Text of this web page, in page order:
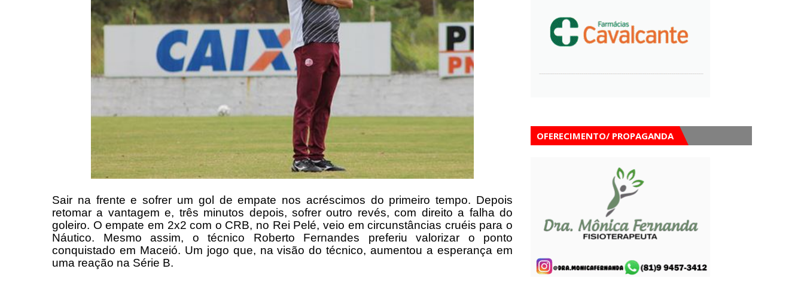
Sair na frente e sofrer um gol de empate nos acréscimos do primeiro tempo. Depois
retomar a vantagem e, três minutos depois, sofrer outro revés, com direito a falha do
goleiro. O empate em 2x2 com o CRB, no Rei Pelé, veio em circunstâncias cruéis para o
Náutico. Mesmo assim, o técnico Roberto Fernandes preferiu valorizar o ponto
conquistado em Maceió. Um jogo que, na visão do técnico, aumentou a esperança em
uma reação na Série B.
OFERECIMENTO/ PROPAGANDA